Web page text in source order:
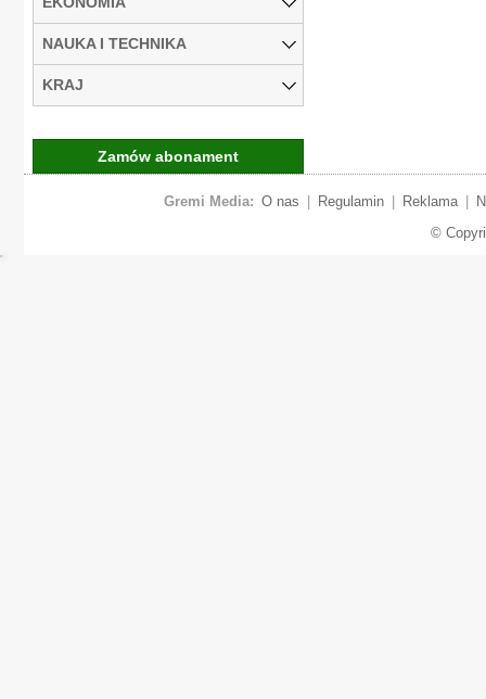
NAUKA I TECHNIKA
KRAJ
Zamów abonament
Gremi Media: O nas Regulamin Reklama
©